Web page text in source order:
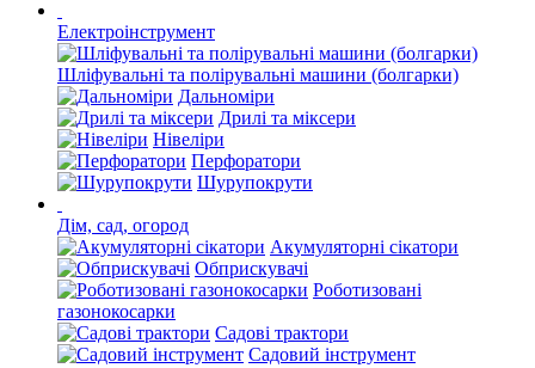
Електроінструмент
Шліфувальні та полірувальні машини (болгарки)
Дальноміри
Дрилі та міксери
Нівеліри
Перфоратори
Шурупокрути
Дім, сад, огород
Акумуляторні сікатори
Обприскувачі
Роботизовані
газонокосарки
Садові трактори
Садовий інструмент